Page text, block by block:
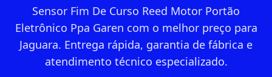
Sensor Fim De Curso Reed Motor Portão
Eletrônico Ppa Garen com o melhor preço para
Jaguara. Entrega rápida, garantia de fábrica e
atendimento técnico especializado.